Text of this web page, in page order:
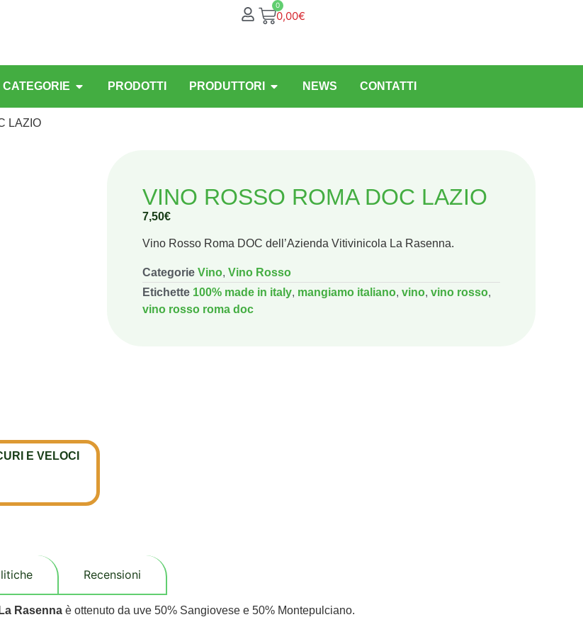
0,00€
0
CATEGORIE PRODOTTI PRODUTTORI NEWS CONTATTI
LAZIO
E VELOCI
VINO ROSSO ROMA DOC LAZIO
7,50€
Vino Rosso Roma DOC dell’Azienda Vitivinicola La Rasenna.
Categorie Vino, Vino Rosso
Etichette 100% made in italy, mangiamo italiano, vino, vino rosso,
vino rosso roma doc
Recensioni
Rasennaè ottenuto da uve 50% Sangiovese e 50% Montepulciano.